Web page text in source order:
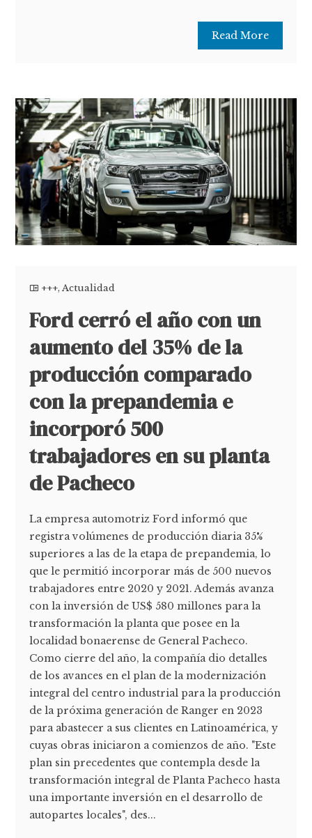
Read More
+++,Actualidad
Ford cerró el año con un
aumento del 35% de la
producción comparado
con la prepandemia e
incorporó 500
trabajadores en su planta
de Pacheco
La empresa automotriz Ford informó que
registra volúmenes de producción diaria 35%
superiores a las de la etapa de prepandemia, lo
que le permitió incorporar más de 500 nuevos
trabajadores entre 2020 y 2021. Además avanza
con la inversión de US$ 580 millones para la
transformación la planta que posee en la
localidad bonaerense de General Pacheco.
Como cierre del año, la compañía dio detalles
de los avances en el plan de la modernización
integral del centro industrial para la producción
de la próxima generación de Ranger en 2023
para abastecer a sus clientes en Latinoamérica, y
cuyas obras iniciaron a comienzos de año. "Este
plan sin precedentes que contempla desde la
transformación integral de Planta Pacheco hasta
una importante inversión en el desarrollo de
autopartes locales", des...